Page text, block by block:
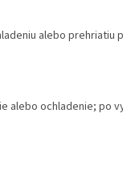
alebo prehriatiu
alebo ochladenie; po